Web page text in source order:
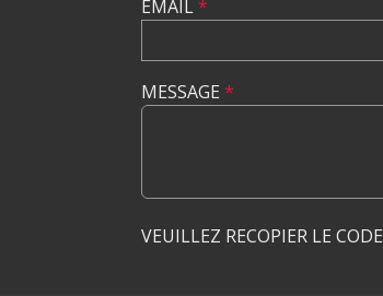
EMAIL*
MESSAGE *
VEUILLEZ RECOPIER LE CODE